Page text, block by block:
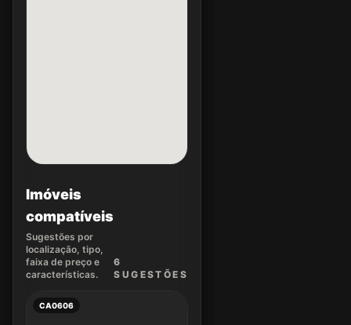
Imóveis
compatíveis
Sugestões por
localização, tipo,
faixa de preço e
características.
6
SUGEST ÕES
CA0606